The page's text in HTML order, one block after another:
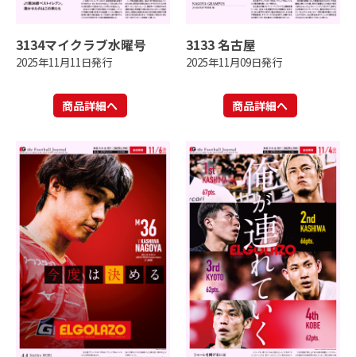
3134マイクラブ水曜号
2025年11月11日発行
商品詳細へ
3133 名古屋
2025年11月09日発行
商品詳細へ